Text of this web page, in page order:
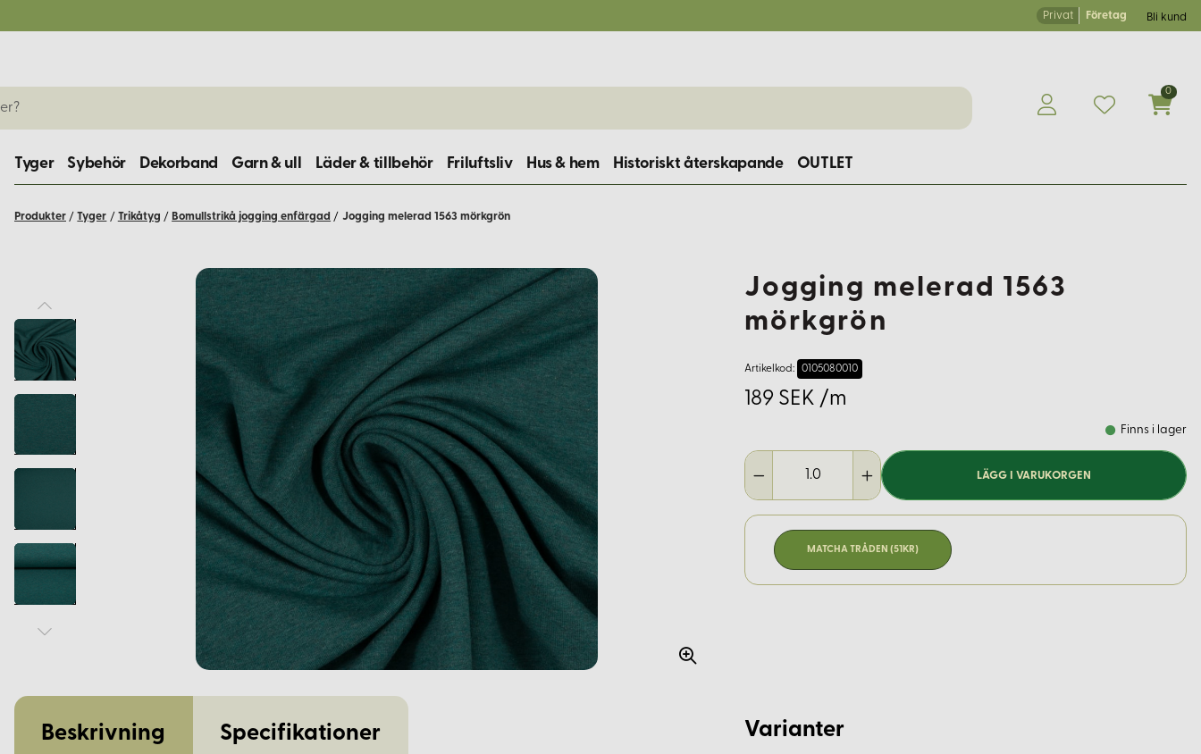
Privat Företag Bli kund
0
Tyger Sybehör Dekorband Garn & ull Läder & tillbehör Friluftsliv Hus & hem Historiskt återskapande OUTLET
Produkter / Tyger / Trikåtyg / Bomullstrikå jogging enfärgad / Jogging melerad 1563 mörkgrön
Jogging melerad 1563
mörkgrön
Artikelkod: 0105080010
189 SEK /m
Finns i lager
LÄGG I VARUKORGEN
MATCHA TRÅDEN (51KR)
Beskrivning Specifikationer Varianter